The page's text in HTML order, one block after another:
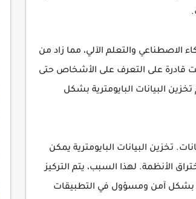
الاصطناعي والتعلم الآلي، مما زاد من
قادرة على التعرف على الأشخاص حتى
البيانات البايومترية بشكل
تخزين البيانات البايومترية يمكن
الأنظمة. لهذا السبب، يتم التركيز
بشكل آمن ومسؤول في التطبيقات